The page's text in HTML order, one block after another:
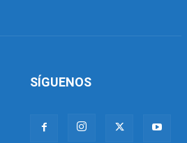
SÍGUENOS